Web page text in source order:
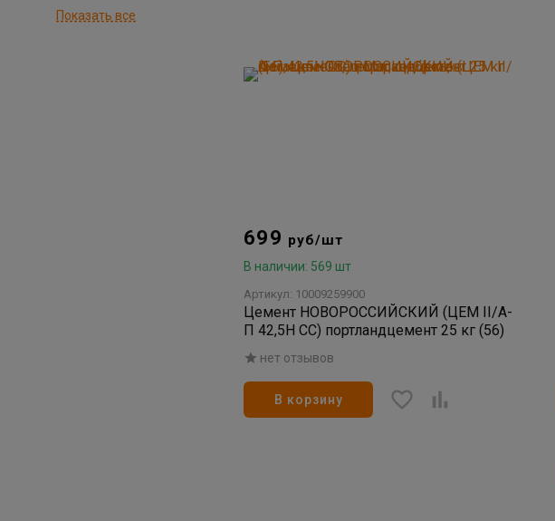
Показать все
699 руб/шт
В наличии: 569 шт
Артикул: 10009259900
Цемент НОВОРОССИЙСКИЙ (ЦЕМ II/А-
П 42,5Н СС) портландцемент 25 кг (56)
нет отзывов
В корзину